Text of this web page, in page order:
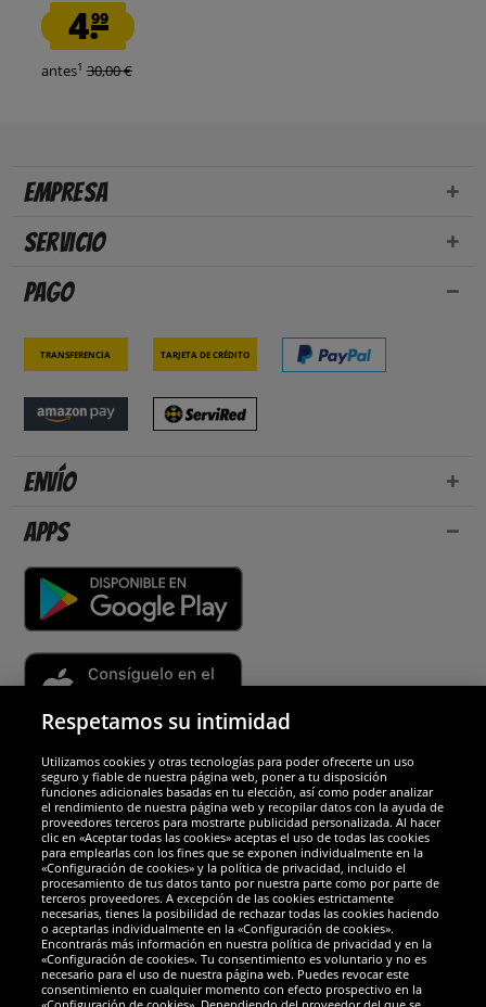
4.99
antes1 30,00 €
Empresa
Servicio
Pago
Transferencia Tarjeta de crédito
Envío
Apps
Socios y seguridad
Galardones
Respetamos su intimidad
Utilizamos cookies y otras tecnologías para poder ofrecerte un uso
seguro y fiable de nuestra página web, poner a tu disposición
funciones adicionales basadas en tu elección, así como poder analizar
el rendimiento de nuestra página web y recopilar datos con la ayuda de
proveedores terceros para mostrarte publicidad personalizada. Al hacer
clic en «Aceptar todas las cookies» aceptas el uso de todas las cookies
para emplearlas con los fines que se exponen individualmente en la
«Configuración de cookies» y la política de privacidad, incluido el
procesamiento de tus datos tanto por nuestra parte como por parte de
terceros proveedores. A excepción de las cookies estrictamente
necesarias, tienes la posibilidad de rechazar todas las cookies haciendo
o aceptarlas individualmente en la «Configuración de cookies».
Encontrarás más información en nuestra política de privacidad y en la
«Configuración de cookies». Tu consentimiento es voluntario y no es
necesario para el uso de nuestra página web. Puedes revocar este
consentimiento en cualquier momento con efecto prospectivo en la